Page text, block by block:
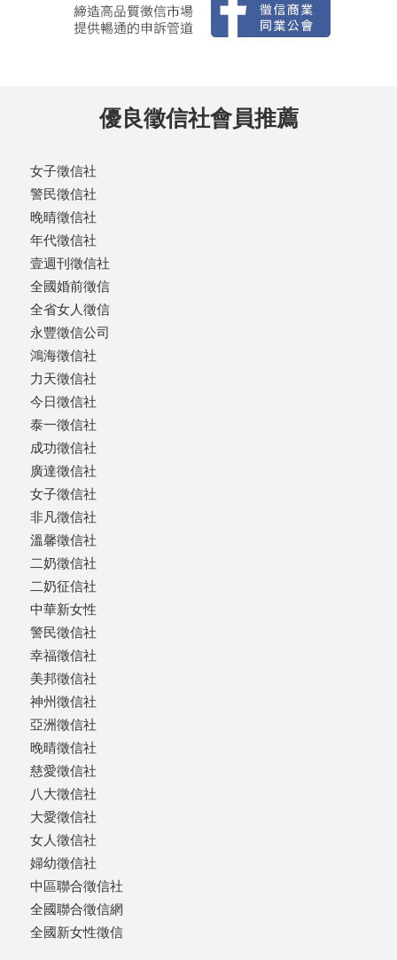
優良徵信社會員推薦
女子徵信社
警民徵信社
晚晴徵信社
年代徵信社
壹週刊徵信社
全國婚前徵信
全省女人徵信
永豐徵信公司
鴻海徵信社
力天徵信社
今日徵信社
泰一徵信社
成功徵信社
廣達徵信社
女子徵信社
非凡徵信社
溫馨徵信社
二奶徵信社
二奶征信社
中華新女性
警民徵信社
幸福徵信社
美邦徵信社
神州徵信社
亞洲徵信社
晚晴徵信社
慈愛徵信社
八大徵信社
大愛徵信社
女人徵信社
婦幼徵信社
中區聯合徵信社
全國聯合徵信網
全國新女性徵信